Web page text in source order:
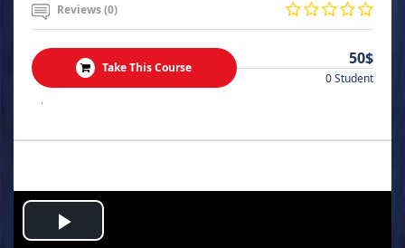
Reviews (0)
Take This Course 50$
0 Student
.
Play